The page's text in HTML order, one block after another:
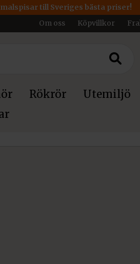
till Sveriges bästa priser!
Om oss Köpvillkor
Rökrör Utemiljö